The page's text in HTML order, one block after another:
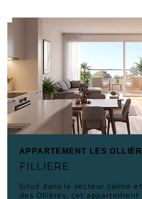
FILLIERE
Situé dans le secteur calme
des Ollières, cet appartement